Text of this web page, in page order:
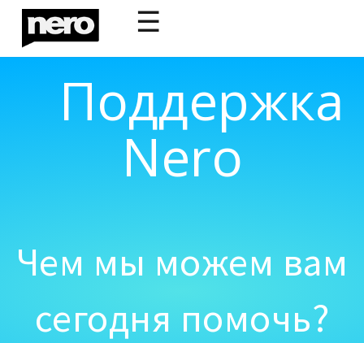
☰
Поддержка
Nero
Чем мы можем вам
сегодня помочь?